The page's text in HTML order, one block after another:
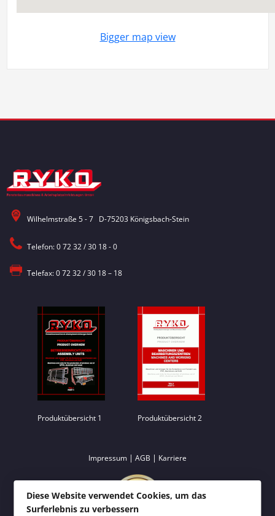
Bigger map view
Wilhelmstraße 5 - 7 D-75203 Königsbach-Stein
Telefon: 0 72 32 / 30 18 - 0
Telefax: 0 72 32 / 30 18 – 18
Produktübersicht 1 Produktübersicht 2
Impressum | AGB | Karriere
Diese Website verwendet Cookies, um das
Surferlebnis zu verbessern